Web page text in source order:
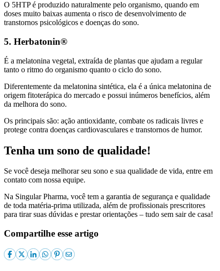
O 5HTP é produzido naturalmente pelo organismo, quando em
doses muito baixas aumenta o risco de desenvolvimento de
transtornos psicológicos e doenças do sono.
5. Herbatonin®
É a melatonina vegetal, extraída de plantas que ajudam a regular
tanto o ritmo do organismo quanto o ciclo do sono.
Diferentemente da melatonina sintética, ela é a única melatonina de
origem fitoterápica do mercado e possui inúmeros benefícios, além
da melhora do sono.
Os principais são: ação antioxidante, combate os radicais livres e
protege contra doenças cardiovasculares e transtornos de humor.
Tenha um sono de qualidade!
Se você deseja melhorar seu sono e sua qualidade de vida, entre em
contato com nossa equipe.
Na Singular Pharma, você tem a garantia de segurança e qualidade
de toda matéria-prima utilizada, além de profissionais prescritores
para tirar suas dúvidas e prestar orientações – tudo sem sair de casa!
Compartilhe esse artigo